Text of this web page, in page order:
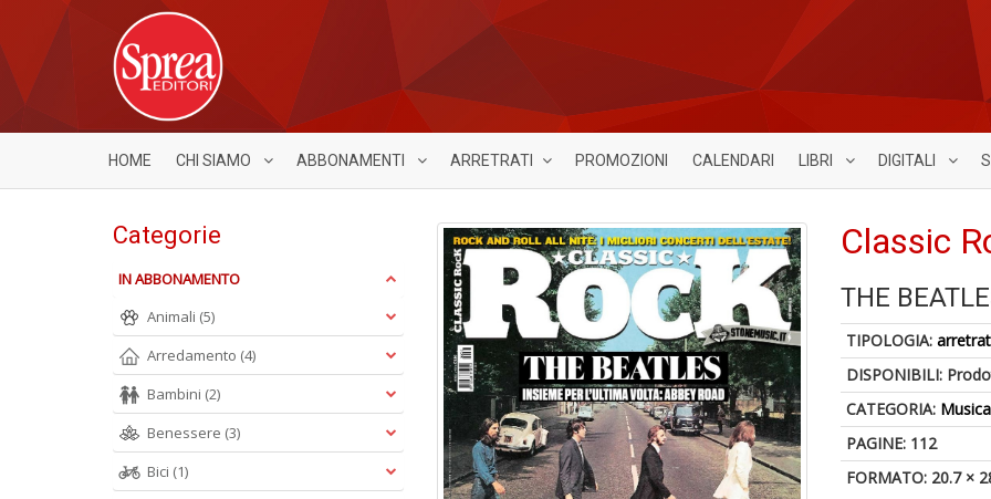
HOME CHI SIAMO ABBONAMENTI ARRETRATI PROMOZIONI CALENDARI LIBRI DIGITALI
Classic
THE
TIPOLOGIA:
DISPONIBILI:
CATEGORIA: Musica
PAGINE: 112
FORMATO: 20.7 ×
Categorie
IN ABBONAMENTO
Animali (5)
Arredamento (4)
Bambini (2)
Benessere (3)
Bici (1)